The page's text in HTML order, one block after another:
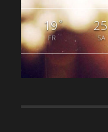
19°
FR
25
SA